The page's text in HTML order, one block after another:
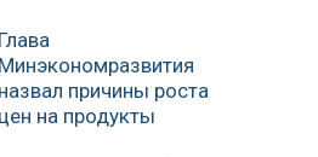
Глава
Минэкономразвития
назвал причины роста
цен на продукты